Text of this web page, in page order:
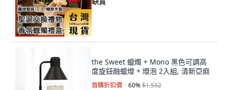
the Sweet 蠟燭 + Mono 黑色可調高
度旋鈕融蠟燈 + 燈泡 2入組, 清新亞麻
首購折扣價 60%$1,552